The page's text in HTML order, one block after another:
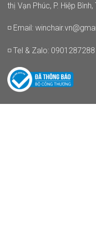
thị Vạn Phúc, P. Hiệp Bình,
◽ Email:
◽ Tel & Zalo: